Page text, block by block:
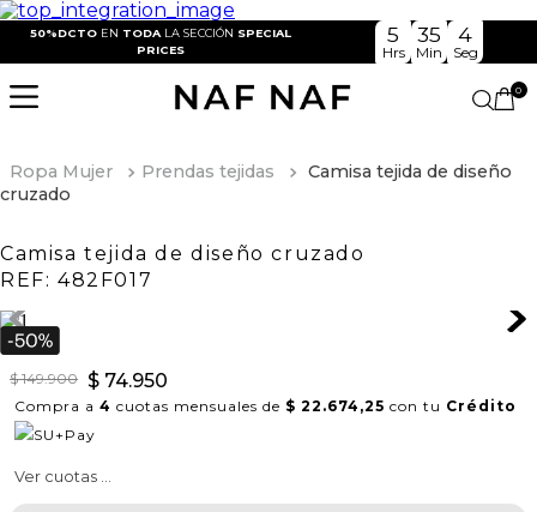
50%DCTO EN TODA LA SECCIÓN SPECIAL
PRICES
5
Hrs
35
Min
3
Seg
0
Ropa Mujer Prendas tejidas
Camisa tejida de diseño
cruzado
Camisa tejida de diseño cruzado
REF: 482F017
$ 149.900 $ 74.950
Compra a 4 cuotas mensuales de $ 22.674,25 con tu Crédito
Ver cuotas ...